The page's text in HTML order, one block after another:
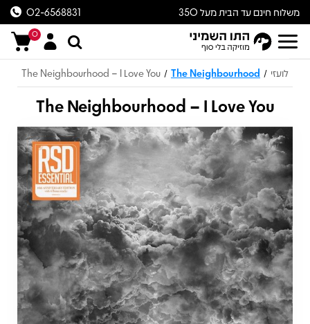
משלוח חינם עד הבית מעל 350
ש״ח
02-6568831
0
לועזי /
The Neighbourhood
/
The Neighbourhood – I Love You
The Neighbourhood – I Love You